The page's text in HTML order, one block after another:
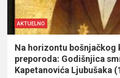
AKTUELNO
Na horizontu bošnjačkog
preporoda: Godišnjica
Kapetanovića Ljubušaka